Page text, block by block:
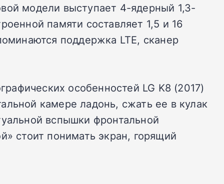
модели выступает 4-ядерный 1,3-
памяти составляет 1,5 и 16
поддержка LTE, сканер
особенностей LG K8 (2017)
камере ладонь, сжать ее в кулак
вспышки фронтальной
стоит понимать экран, горящий